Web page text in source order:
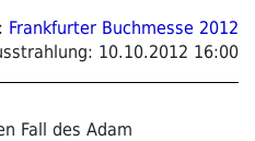
Frankfurter Buchmesse 2012
10.10.2012 16:00
Fall des Adam